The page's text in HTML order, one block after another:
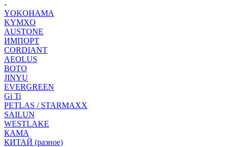
-
YOKOHAMA
KYMXO
AUSTONE
ИМПОРТ
CORDIANT
AEOLUS
BOTO
JINYU
EVERGREEN
Gi Ti
PETLAS / STARMAXX
SAILUN
WESTLAKE
КАМА
КИТАЙ (разное)